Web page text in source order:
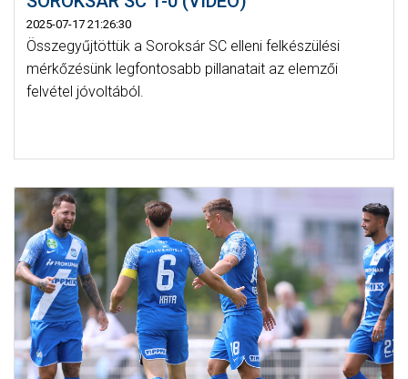
2025-07-17 21:26:30
Összegyűjtöttük a Soroksár SC elleni felkészülési
mérkőzésünk legfontosabb pillanatait az elemzői
felvétel jóvoltából.